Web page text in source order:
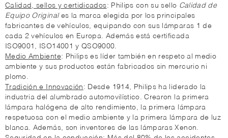
Calidad, sellos y certidicados: Philips con su sello Calidad de
Equipo Originales la marca elegida por los principales
fabricantes de vehículos, equipando con sus lámparas 1 de
cada 2 vehículos en Europa. Además está certificada
ISO9001, ISO14001 y QSO9000.
Medio Ambiente: Philips es líder también en respeto al medio
ambiente y sus productos están fabricados sin mercurio ni
plomo.
Tradición e Innovación : Desde 1914, Philips ha liderado la
industria del alumbrado automovilístico. Crearon la primera
lámpara halógena de alto rendimiento, la primera lámpara
respetuosa con el medio ambiente y la primera lámpara de luz
blanca. Además, son inventores de las lámparas Xenon.